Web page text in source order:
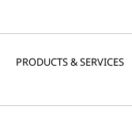
PRODUCTS & SERVICES